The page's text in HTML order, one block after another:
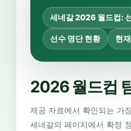
세네갈 2026 월드컵:
선수 명단 현황 현
2026 월드컵
제공 자료에서 확인되는 가
세네갈의 페이지에서 확정